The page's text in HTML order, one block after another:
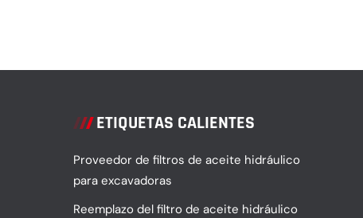
ETIQUETAS CALIENTES
Proveedor de filtros de aceite hidráulico
para excavadoras
Reemplazo del filtro de aceite hidráulico